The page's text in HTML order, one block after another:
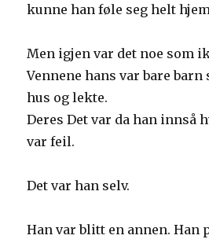
kunne han føle seg helt
Men igjen var det noe som
Vennene hans var bare
hus og lekte.
Deres Det var da han innså
var feil.
Det var han selv.
Han var blitt en annen. Han